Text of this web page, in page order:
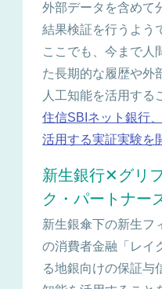
外部データを含めて
結果検証を行うよう
ここでも、今まで人
た長期的な履歴や外
人工知能を活用する
住信SBIネット銀行
活用する実証実験を
新生銀行✕グリ
ク・パートナー
新生銀傘下の新生フ
の消費者金融「レイ
る地銀向けの保証与